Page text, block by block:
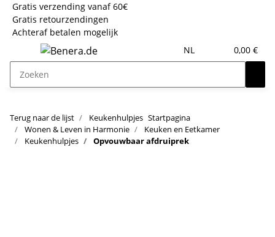
Gratis verzending vanaf 60€
Gratis retourzendingen
Achteraf betalen mogelijk
NL
0,00 €
Terug naar de lijst Keukenhulpjes Startpagina
Wonen & Leven in Harmonie
Keuken en Eetkamer
Keukenhulpjes
Opvouwbaar afdruiprek